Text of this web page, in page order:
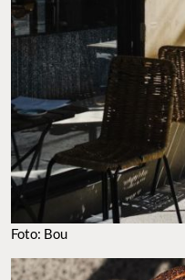
Foto: Bou